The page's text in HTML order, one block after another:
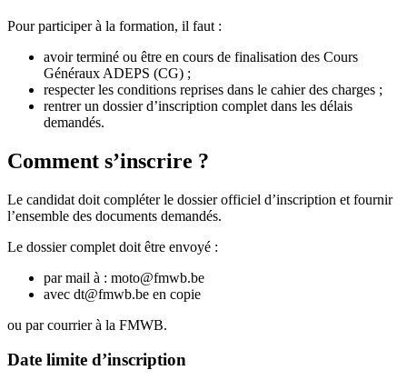
Pour participer à la formation, il faut :
avoir terminé ou être en cours de finalisation des Cours
Généraux ADEPS (CG) ;
respecter les conditions reprises dans le cahier des charges ;
rentrer un dossier d’inscription complet dans les délais
demandés.
Comment s’inscrire ?
Le candidat doit compléter le dossier officiel d’inscription et fournir
l’ensemble des documents demandés.
Le dossier complet doit être envoyé :
par mail à : moto@fmwb.be
avec dt@fmwb.be en copie
ou par courrier à la FMWB.
Date limite d’inscription